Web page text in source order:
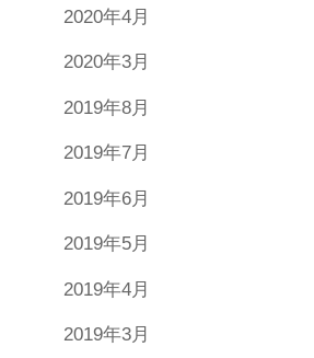
2020年4月
2020年3月
2019年8月
2019年7月
2019年6月
2019年5月
2019年4月
2019年3月